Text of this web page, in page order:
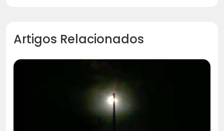
Artigos Relacionados